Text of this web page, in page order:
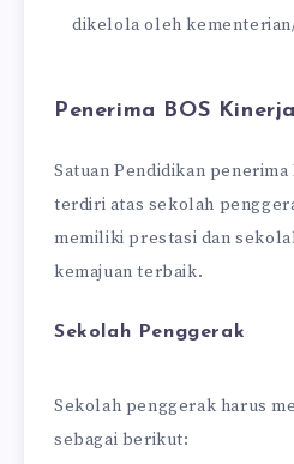
dikelola oleh
Penerima BOS Kinerja
Satuan Pendidikan penerima
terdiri atas sekolah
memiliki prestasi dan
kemajuan terbaik.
Sekolah Penggerak
Sekolah penggerak harus
sebagai berikut: